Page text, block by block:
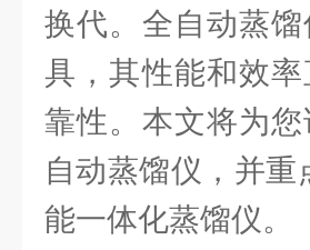
换代。全自动蒸
具，其性能和效
靠性。本文将为
自动蒸馏仪，并
能一体化蒸馏仪。